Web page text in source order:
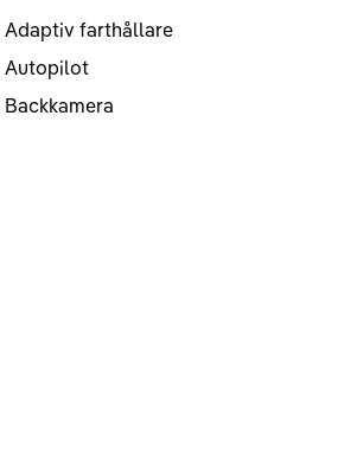
Adaptiv farthållare
Autopilot
Backkamera